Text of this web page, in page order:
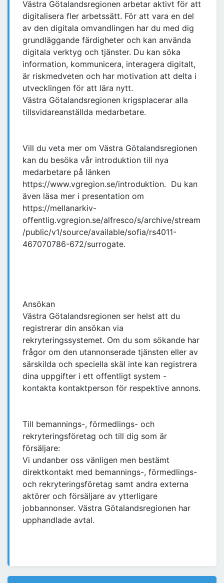
Västra Götalandsregionen arbetar aktivt för att
digitalisera fler arbetssätt. För att vara en del
av den digitala omvandlingen har du med dig
grundläggande färdigheter och kan använda
digitala verktyg och tjänster. Du kan söka
information, kommunicera, interagera digitalt,
är riskmedveten och har motivation att delta i
utvecklingen för att lära nytt.
Västra Götalandsregionen krigsplacerar alla
tillsvidareanställda medarbetare.
Vill du veta mer om Västra Götalandsregionen
kan du besöka vår introduktion till nya
medarbetare på länken
https://www.vgregion.se/introduktion. Du kan
även läsa mer i presentation om
https://mellanarkiv-
offentlig.vgregion.se/alfresco/s/archive/stream
/public/v1/source/available/sofia/rs4011-
467070786-672/surrogate.
Ansökan
Västra Götalandsregionen ser helst att du
registrerar din ansökan via
rekryteringssystemet. Om du som sökande har
frågor om den utannonserade tjänsten eller av
särskilda och speciella skäl inte kan registrera
dina uppgifter i ett offentligt system -
kontakta kontaktperson för respektive annons.
Till bemannings-, förmedlings- och
rekryteringsföretag och till dig som är
försäljare:
Vi undanber oss vänligen men bestämt
direktkontakt med bemannings-, förmedlings-
och rekryteringsföretag samt andra externa
aktörer och försäljare av ytterligare
jobbannonser. Västra Götalandsregionen har
upphandlade avtal.